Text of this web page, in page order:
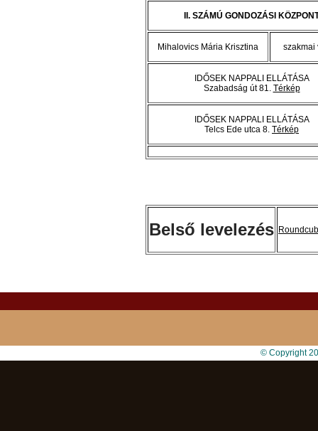
II. SZÁMÚ GONDOZÁSI
Mihalovics Mária Krisztina szakmai
IDŐSEK NAPPALI ELLÁTÁSA
Szabadság út 81. Térkép
IDŐSEK NAPPALI ELLÁTÁSA
Telcs Ede utca 8. Térkép
Belső levelezés
© Copyright